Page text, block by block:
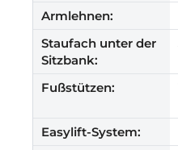
Armlehnen:
Staufach unter der
Sitzbank:
Fußstützen:
Easylift-System: